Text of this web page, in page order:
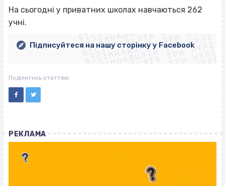
На сьогодні у приватних школах навчаються 262
учні.
ВІСІМНАДЦЯТЬ ТРИ НУЛІ
ВІСІМНАДЦЯТЬ ТРИ НУЛІ
ВІСІМНАДЦЯТЬ ТРИ НУЛІ
ВІСІМНАДЦЯТЬ ТРИ НУЛІ
ВІСІМНАДЦЯТЬ ТРИ НУЛІ
ВІСІМНАДЦЯТЬ ТРИ НУЛІ
ВІСІМНАДЦЯТЬ ТРИ НУЛІ
ВІСІМНАДЦЯТЬ ТРИ НУЛІ
Підписуйтеся на нашу сторінку у Facebook
Поділитись статтею
РЕКЛАМА